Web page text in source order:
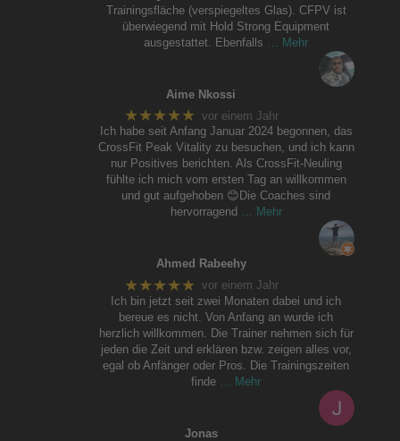
Trainingsfläche (verspiegeltes Glas). CFPV ist
überwiegend mit Hold Strong Equipment
ausgestattet. Ebenfalls … Mehr
Aime Nkossi
★★★★★ vor einem Jahr
Ich habe seit Anfang Januar 2024 begonnen, das
CrossFit Peak Vitality zu besuchen, und ich kann
nur Positives berichten. Als CrossFit-Neuling
fühlte ich mich vom ersten Tag an willkommen
und gut aufgehoben 😊Die Coaches sind
hervorragend … Mehr
Ahmed Rabeehy
★★★★★ vor einem Jahr
Ich bin jetzt seit zwei Monaten dabei und ich
bereue es nicht. Von Anfang an wurde ich
herzlich willkommen. Die Trainer nehmen sich für
jeden die Zeit und erklären bzw. zeigen alles vor,
egal ob Anfänger oder Pros. Die Trainingszeiten
finde
… Mehr
Jonas